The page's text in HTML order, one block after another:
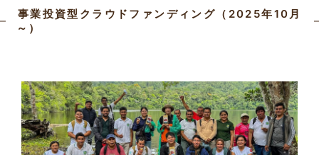
事業投資型クラウドファンディング（2025年10月
～）